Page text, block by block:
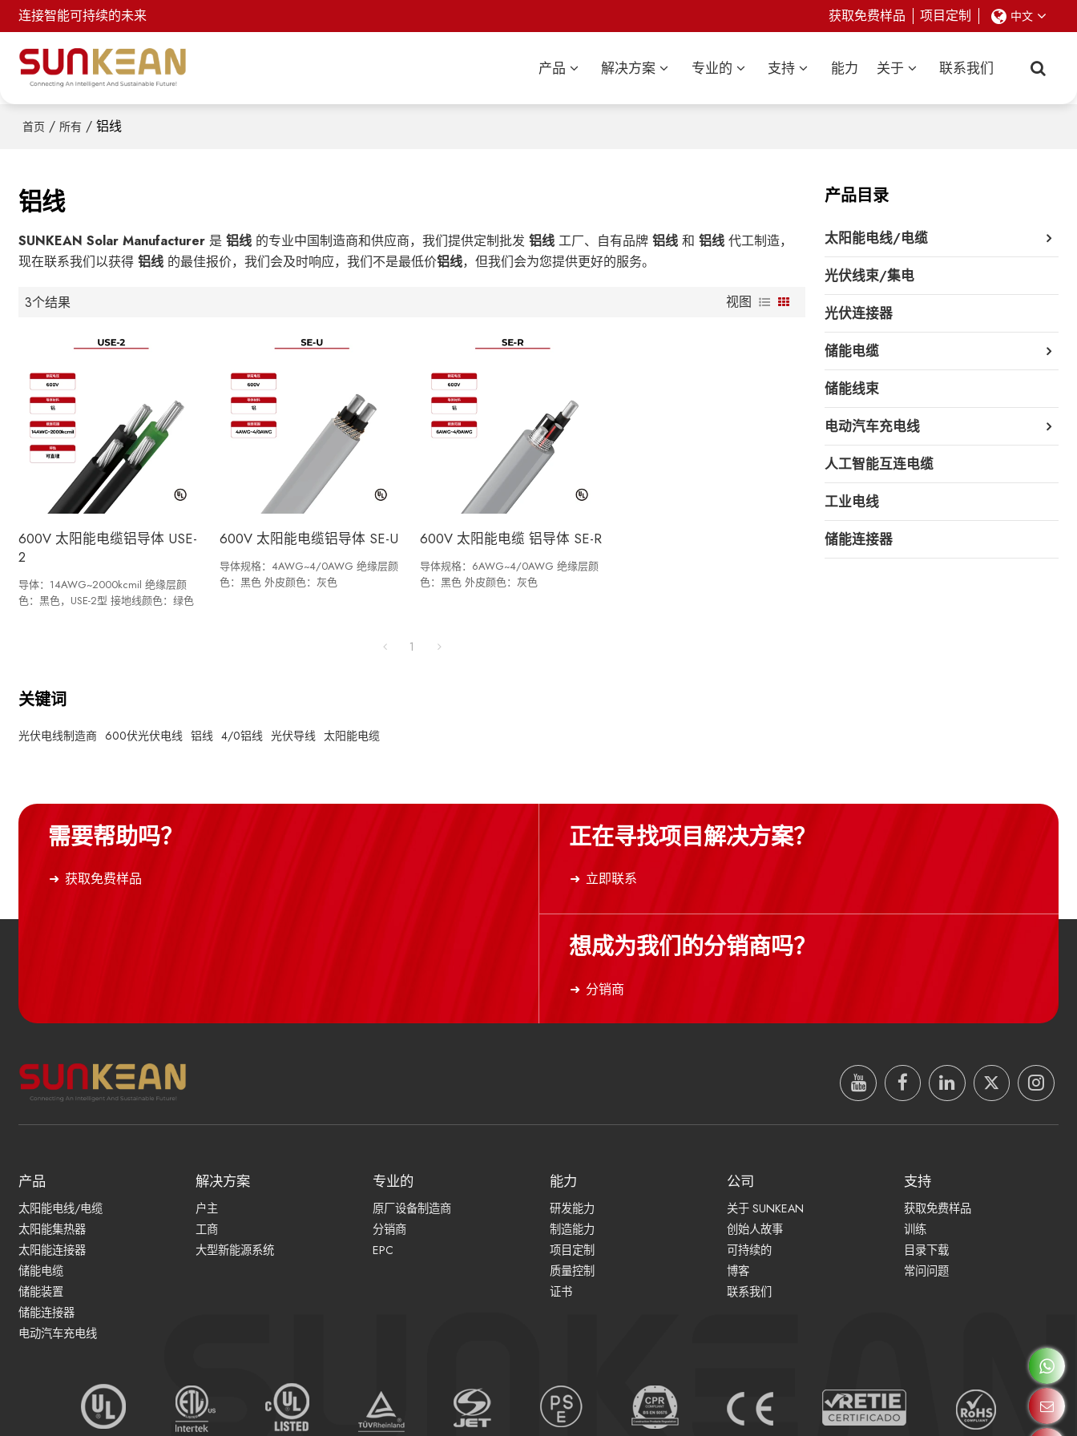
连接智能可持续的未来 获取免费样品 项目定制 中文
产品 解决方案 专业的 支持 能力 关于 联系我们
首页 / 所有 / 铝线
铝线
SUNKEAN Solar Manufacturer 是铝线 的专业中国制造商和供应商，我们提供定制批发铝线 工厂、自有品牌铝线 和铝线 代工制造，
现在联系我们以获得铝线 的最佳报价，我们会及时响应，我们不是最低价铝线，但我们会为您提供更好的服务。
3个结果 视图
600V 太阳能电缆铝导体 USE-
2
导体：14AWG~2000kcmil 绝缘层颜
色：黑色，USE-2型 接地线颜色：绿色
600V 太阳能电缆铝导体 SE-U
导体规格：4AWG~4/0AWG 绝缘层颜
色：黑色 外皮颜色：灰色
600V 太阳能电缆 铝导体 SE-R
导体规格：6AWG~4/0AWG 绝缘层颜
色：黑色 外皮颜色：灰色
1
关键词
光伏电线制造商 600伏光伏电线 铝线 4/0铝线 光伏导线 太阳能电缆
产品目录
太阳能电线/电缆
光伏线束/集电
光伏连接器
储能电缆
储能线束
电动汽车充电线
人工智能互连电缆
工业电线
储能连接器
需要帮助吗？
获取免费样品
正在寻找项目解决方案？
立即联系
想成为我们的分销商吗？
分销商
产品
太阳能电线/电缆
太阳能集热器
太阳能连接器
储能电缆
储能装置
储能连接器
电动汽车充电线
解决方案
户主
工商
大型新能源系统
专业的
原厂设备制造商
分销商
EPC
能力
研发能力
制造能力
项目定制
质量控制
证书
公司
关于 SUNKEAN
创始人故事
可持续的
博客
联系我们
支持
获取免费样品
训练
目录下载
常问问题